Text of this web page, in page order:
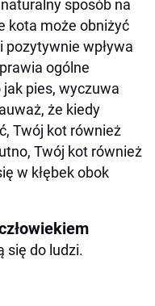
sposób na
kota może obniżyć
pozytywnie wpływa
ogólne
pies, wyczuwa
że kiedy
Twój kot również
Twój kot również
w kłębek obok
się do ludzi.